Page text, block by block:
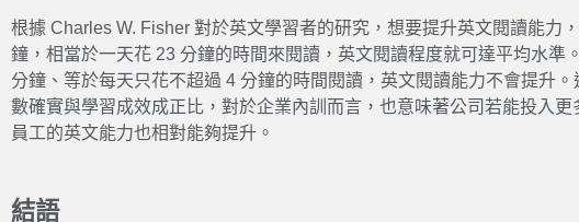
根據 Charles W. Fisher 對於英文學習者的研究，想要提升英文閱讀能力
鐘，相當於一天花 23 分鐘的時間來閱讀，英文閱讀程度就可達平均水準
分鐘、等於每天只花不超過 4 分鐘的時間閱讀，英文閱讀能力不會提升
數確實與學習成效成正比，對於企業內訓而言，也意味著公司若能投入更
員工的英文能力也相對能夠提升。
結語